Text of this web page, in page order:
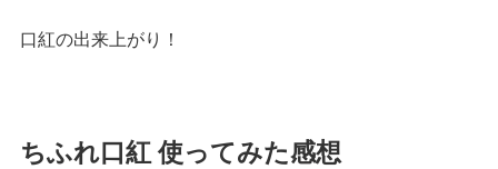
口紅の出来上がり！
ちふれ口紅 使ってみた感想